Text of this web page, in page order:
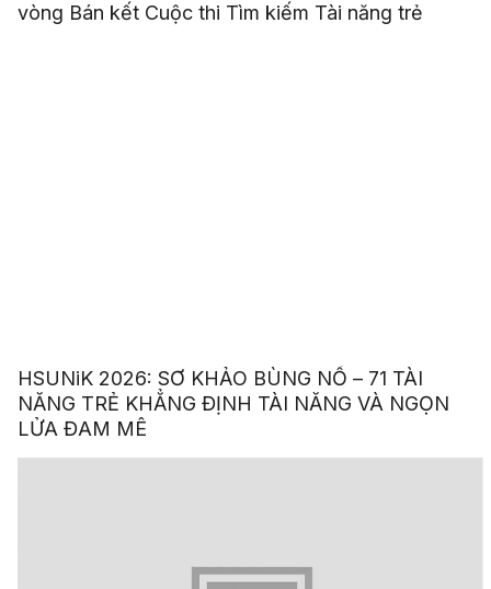
vòng Bán kết Cuộc thi Tìm kiếm Tài năng trẻ
HSUNiK 2026: SƠ KHẢO BÙNG NỔ – 71 TÀI
NĂNG TRẺ KHẲNG ĐỊNH TÀI NĂNG VÀ NGỌN
LỬA ĐAM MÊ